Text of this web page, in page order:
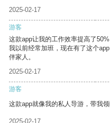
2025-02-17
游客
这款app让我的工作效率提高了
我以前经常加班，现在有了这个
伴家人。
2025-02-17
游客
这款app就像我的私人导游，带我领
2025-02-17